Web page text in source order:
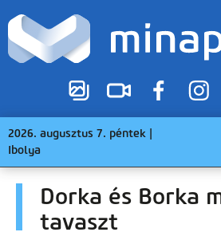
2026. augusztus 7. péntek |
Ibolya
Dorka és Borka
tavaszt